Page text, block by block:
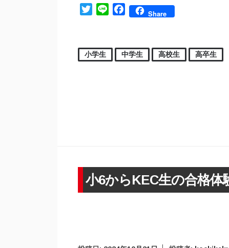
TwitterLine FacebookShare
小学生 中学生 高校生 高卒生
小6からKEC生の合格体